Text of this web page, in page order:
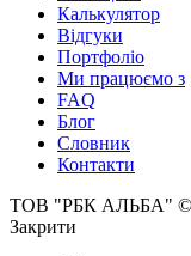
Калькулятор
Відгуки
Портфоліо
Ми працюємо з
FAQ
Блог
Словник
Контакти
ТОВ "РБК АЛЬБА" ©
Закрити